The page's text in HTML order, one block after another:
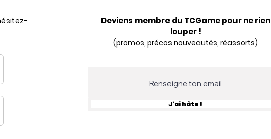
Deviens membre du TCGame pour ne rien
louper !
(promos, précos nouveautés, réassorts)
J'ai hâte !